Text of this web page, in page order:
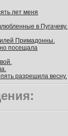
лет меня
в Пугачеву.
Примадонны.
посещала
разрешила весну.